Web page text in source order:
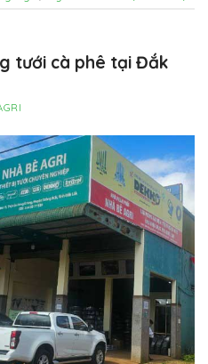
tưới cà phê tại Đắk